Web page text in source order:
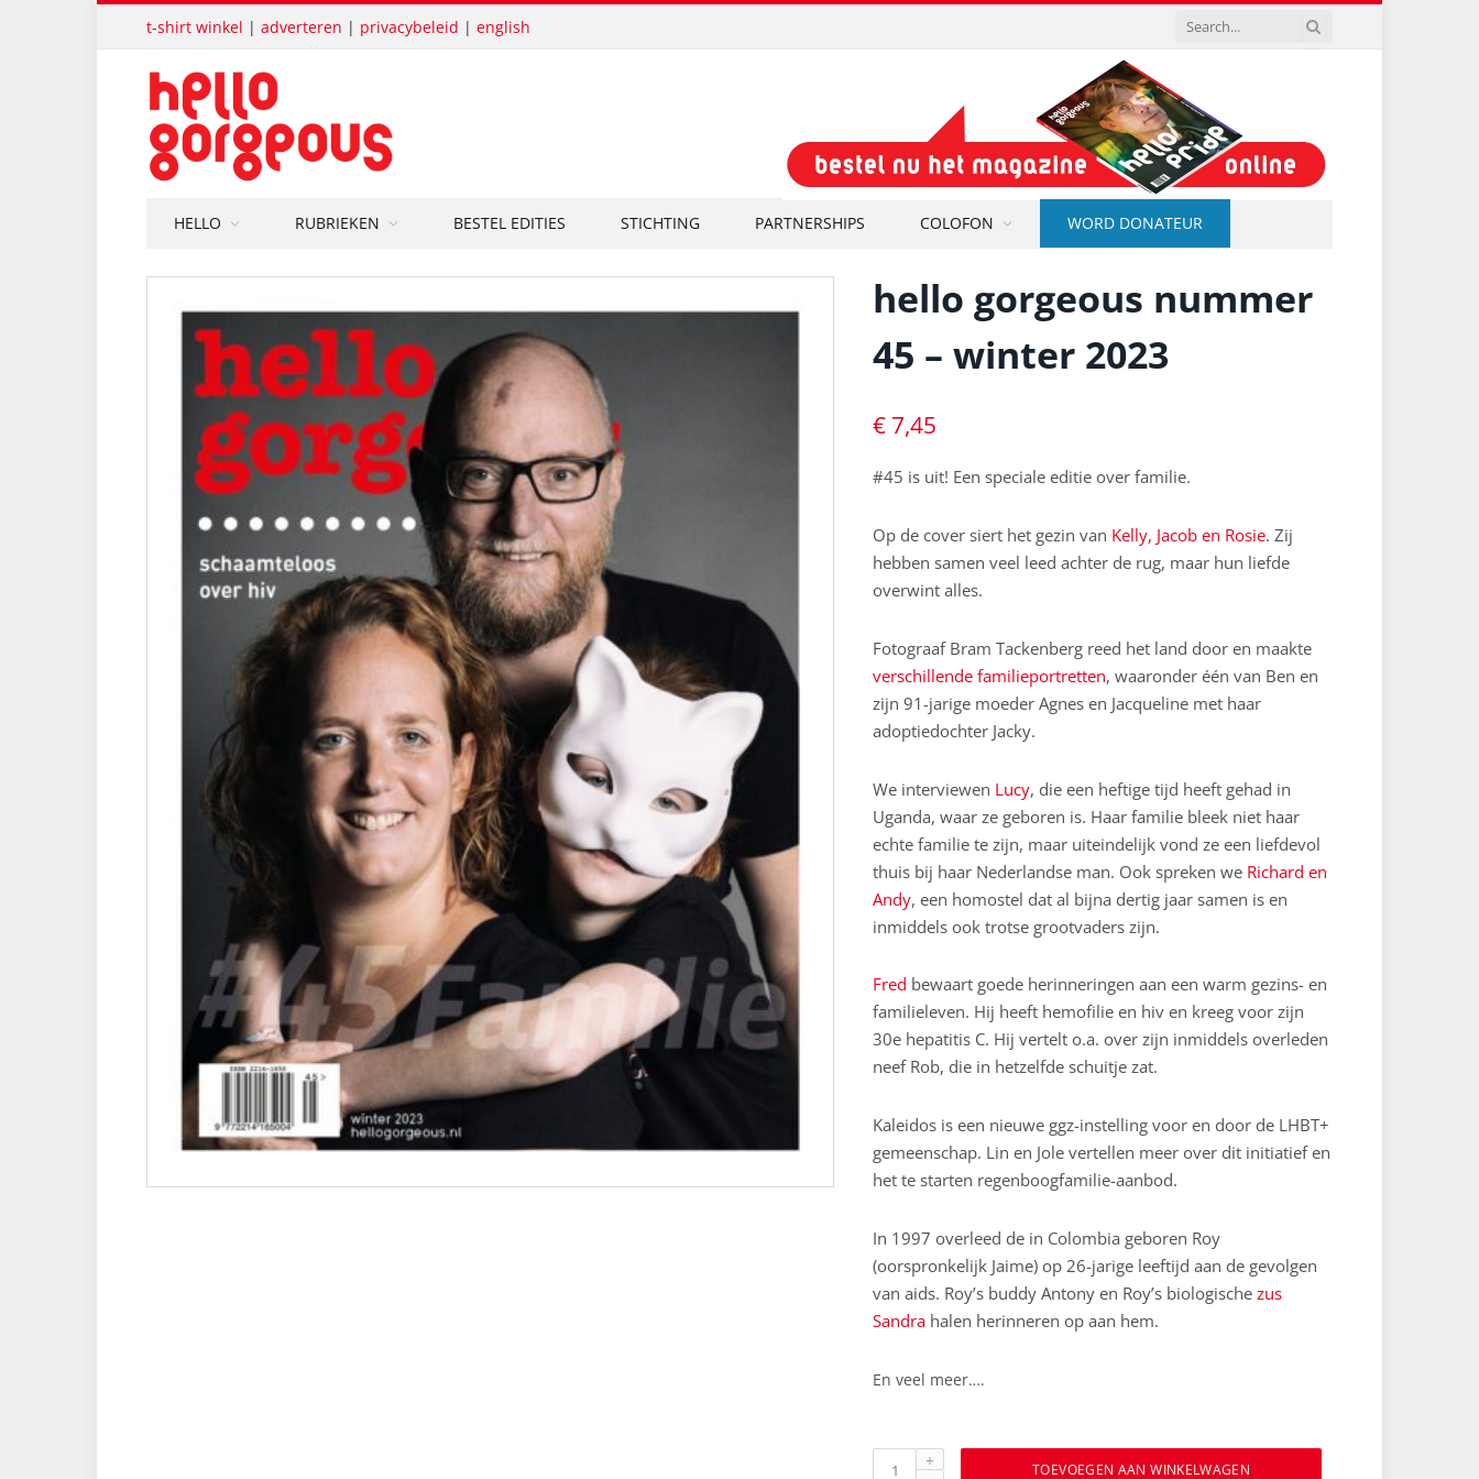
t-shirt winkel | adverteren | privacybeleid | english
HELLO RUBRIEKEN BESTEL EDITIES STICHTING PARTNERSHIPS COLOFON WORD DONATEUR
hello gorgeous nummer
45 – winter 2023
€ 7,45
#45 is uit! Een speciale editie over familie.
Op de cover siert het gezin van Kelly, Jacob en Rosie. Zij
hebben samen veel leed achter de rug, maar hun liefde
overwint alles.
Fotograaf Bram Tackenberg reed het land door en maakte
verschillende familieportretten, waaronder één van Ben en
zijn 91-jarige moeder Agnes en Jacqueline met haar
adoptiedochter Jacky.
We interviewen Lucy, die een heftige tijd heeft gehad in
Uganda, waar ze geboren is. Haar familie bleek niet haar
echte familie te zijn, maar uiteindelijk vond ze een liefdevol
thuis bij haar Nederlandse man. Ook spreken we Richard en
Andy, een homostel dat al bijna dertig jaar samen is en
inmiddels ook trotse grootvaders zijn.
Fred bewaart goede herinneringen aan een warm gezins- en
familieleven. Hij heeft hemofilie en hiv en kreeg voor zijn
30e hepatitis C. Hij vertelt o.a. over zijn inmiddels overleden
neef Rob, die in hetzelfde schuitje zat.
Kaleidos is een nieuwe ggz-instelling voor en door de LHBT+
gemeenschap. Lin en Jole vertellen meer over dit initiatief en
het te starten regenboogfamilie-aanbod.
In 1997 overleed de in Colombia geboren Roy
(oorspronkelijk Jaime) op 26-jarige leeftijd aan de gevolgen
van aids. Roy’s buddy Antony en Roy’s biologischezus
Sandra halen herinneren op aan hem.
En veel meer….
TOEVOEGEN AAN WINKELWAGEN